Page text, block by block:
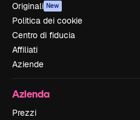
Originali New
Politica dei cookie
Centro di fiducia
Affiliati
Aziende
Azienda
Prezzi